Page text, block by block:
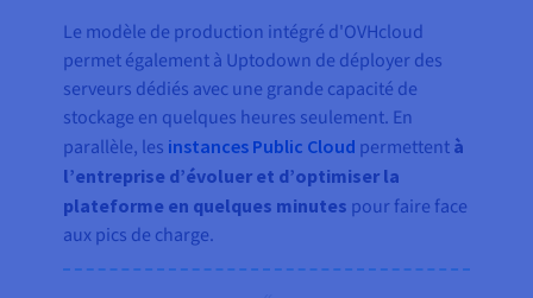
Le modèle de production intégré d'OVHcloud
permet également à Uptodown de déployer des
serveurs dédiés avec une grande capacité de
stockage en quelques heures seulement. En
parallèle, les instances Public Cloud permettent à
l’entreprise d’évoluer et d’optimiser la
plateforme en quelques minutes pour faire face
aux pics de charge.